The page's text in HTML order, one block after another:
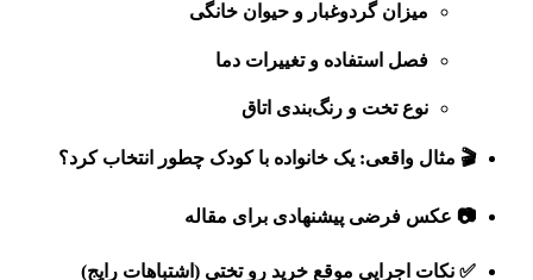
میزان گردوغبار و حیوان خانگی
فصل استفاده و تغییرات دما
نوع تخت و رنگ‌بندی اتاق
🎬 مثال واقعی: یک خانواده با کودک چطور انتخاب کرد؟
📷 عکس فرضی پیشنهادی برای مقاله
✅ نکات اجرایی موقع خرید رو تختی (اشتباهات رایج)